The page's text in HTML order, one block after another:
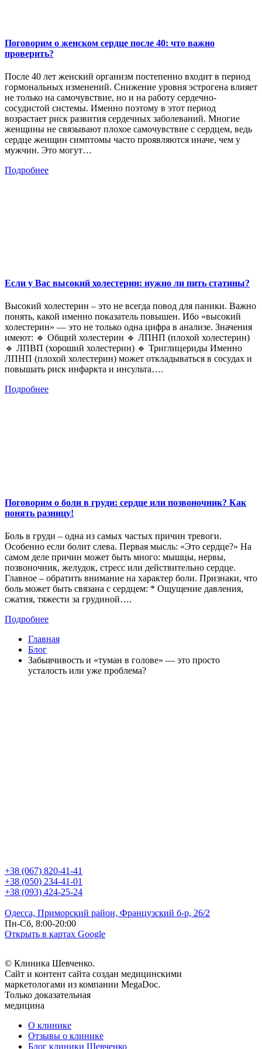
Поговорим о женском сердце после 40: что важно
проверить?
После 40 лет женский организм постепенно входит в период
гормональных изменений. Снижение уровня эстрогена влияет
не только на самочувствие, но и на работу сердечно-
сосудистой системы. Именно поэтому в этот период
возрастает риск развития сердечных заболеваний. Многие
женщины не связывают плохое самочувствие с сердцем, ведь
сердце женщин симптомы часто проявляются иначе, чем у
мужчин. Это могут…
Подробнее
Если у Вас высокий холестерин: нужно ли пить статины?
Высокий холестерин – это не всегда повод для паники. Важно
понять, какой именно показатель повышен. Ибо «высокий
холестерин» — это не только одна цифра в анализе. Значения
имеют: 🔹 Общий холестерин 🔹 ЛПНП (плохой холестерин)
🔹 ЛПВП (хороший холестерин) 🔹 Триглицериды Именно
ЛПНП (плохой холестерин) может откладываться в сосудах и
повышать риск инфаркта и инсульта….
Подробнее
Поговорим о боли в груди: сердце или позвоночник? Как
понять разницу!
Боль в груди – одна из самых частых причин тревоги.
Особенно если болит слева. Первая мысль: «Это сердце?» На
самом деле причин может быть много: мышцы, нервы,
позвоночник, желудок, стресс или действительно сердце.
Главное – обратить внимание на характер боли. Признаки, что
боль может быть связана с сердцем: * Ощущение давления,
сжатия, тяжести за грудиной….
Подробнее
Главная
Блог
Забывчивость и «туман в голове» — это просто
усталость или уже проблема?
+38 (067) 820-41-41
+38 (050) 234-41-01
+38 (093) 424-25-24
Одесса, Приморский район, Французский б-р, 26/2
Пн-Сб, 8:00-20:00
Открыть в картах Google
© Клиника Шевченко.
Сайт и контент сайта создан медицинскими
маркетологами из компании MegaDoc.
Только доказательная
медицина
О клинике
Отзывы о клинике
Блог клиники Шевченко